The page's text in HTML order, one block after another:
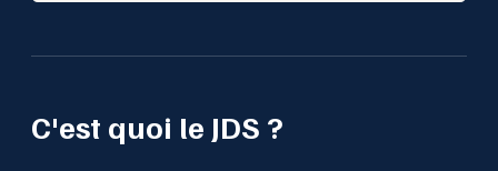
C'est quoi le JDS ?